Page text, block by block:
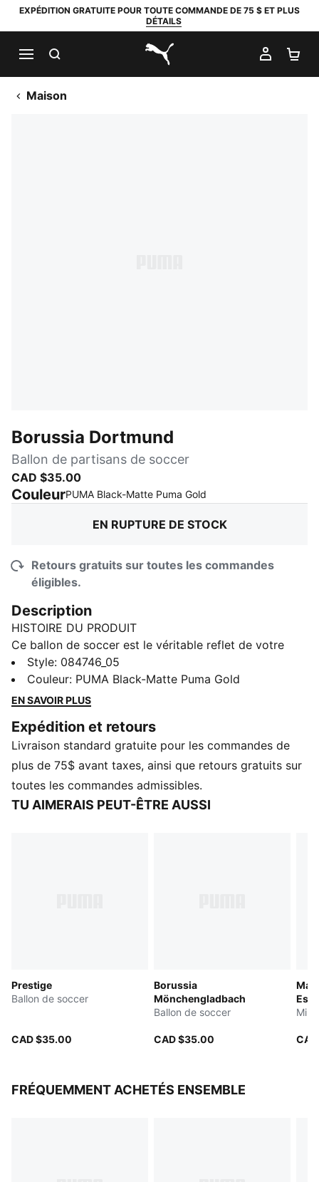
EXPÉDITION GRATUITE POUR TOUTE COMMANDE DE 75 $ ET PLUS
DÉTAILS
PUMA.com
MON
Maison
Borussia Dortmund
Ballon de partisans de soccer
CAD $35.00
CouleurPUMA Black-Matte Puma Gold
EN RUPTURE DE STOCK
Retours gratuits sur toutes les commandes
éligibles.
Description
HISTOIRE DU PRODUIT
Ce ballon de soccer est le véritable reflet de votre
dévouement. Conçu pour performer et pour mettre en
valeur les couleurs de votre équipe, il vous permet
d’apporter votre passion sur le terrain. Que vous
grand match, ce ballon préserve l’esprit d’équipe à
chaque coup de pied, faisant de chaque match une
célébration de loyauté et de fierté.
DÉTAILS
Un incontournable pour les partisans de club et les
Style: 084746_05
Couleur: PUMA Black-Matte Puma Gold
EN SAVOIR PLUS
Expédition et retours
Livraison standard gratuite pour les commandes de
plus de 75$ avant taxes, ainsi que retours gratuits sur
toutes les commandes admissibles.
TU AIMERAIS PEUT-ÊTRE AUSSI
Prestige
Ballon de soccer
CAD $35.00
Borussia
Mönchengladbach
Ballon de soccer
CAD $35.00
FRÉQUEMMENT ACHETÉS ENSEMBLE